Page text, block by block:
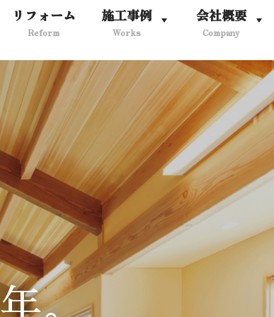
リフォーム
Reform
施工事例
Works
会社概要
Company
年。